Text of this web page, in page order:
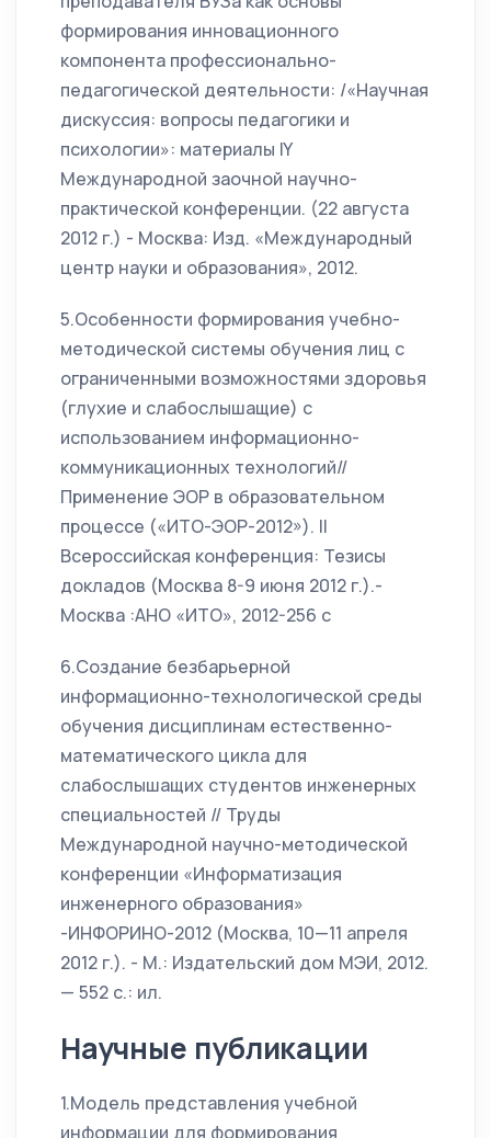
формирования инновационного
компонента профессионально-
педагогической деятельности: /«Научная
дискуссия: вопросы педагогики и
психологии»: материалы IY
Международной заочной научно-
практической конференции. (22 августа
2012 г.) - Москва: Изд. «Международный
центр науки и образования», 2012.
5.Особенности формирования учебно-
методической системы обучения лиц с
ограниченными возможностями здоровья
(глухие и слабослышащие) с
использованием информационно-
коммуникационных технологий//
Применение ЭОР в образовательном
процессе («ИТО-ЭОР-2012»). II
Всероссийская конференция: Тезисы
докладов (Москва 8-9 июня 2012 г.).-
Москва :АНО «ИТО», 2012-256 с
6.Создание безбарьерной
информационно-технологической среды
обучения дисциплинам естественно-
математического цикла для
слабослышащих студентов инженерных
специальностей // Труды
Международной научно-методической
конференции «Информатизация
инженерного образования»
-ИНФОРИНО-2012 (Москва, 10—11 апреля
2012 г.). - М.: Издательский дом МЭИ, 2012.
— 552 с.: ил.
Научные публикации
1.Модель представления учебной
информации для формирования